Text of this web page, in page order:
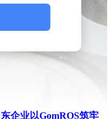
企业以GomROS筑牢